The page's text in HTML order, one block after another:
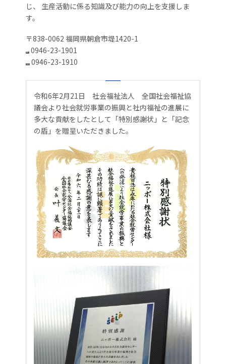
じ、 生産活動に係る知識及び能力の向上を支援しま
す。
〒838-0062 福岡県朝倉市堤1420-1
TEL 0946-23-1901
FAX 0946-23-1910
令和6年2月21日 社会福祉法人 全国社会福祉協
議会より社会就労事業の振興と社内福祉の進展に
多大な貢献をしたとして「特別感謝状」と「記念
の盾」を贈呈いただきました。